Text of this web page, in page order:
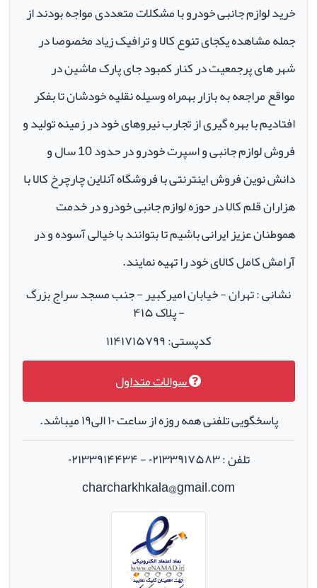
خرید لوازم جانبی خودرو با مشکلات متعددی مواجه بودند از
جمله مشاهده یکجای تنوع کالا و ترافیک زیاد مخصوصا در
شهر های پرجمعیت در کنار کمبود جای پارک ماشین در
مواقع مراجعه به بازار بهمراه وسیله نقلیه خودشان تا بفکر
افتادیم با بهره گیری از تجارب نیروهای خود در زمینه تولید و
فروش لوازم جانبی و اسپرت خودرو در حدود 10 سال و
دانش نوین فروش اینترنتی با فروشگاه آنلاین چارچرخ کالا با
هزاران قلم کالا در حوزه لوازم جانبی خودرو در خدمت
هموطنان عزیز ایرانی باشیم تا بتوانند با خیالی آسوده و در
آرامش کامل کالای خود را تهیه نمایند.
نشانی : تهران - خیابان امیرکبیر - جنب مسجد سراج بزرگ
- پلاک ۴۱۵
کدپستی: ۱۱۴۱۷۱۵۷۹۹
سوالات متداول
پاسخگویی تلفنی همه روزه از ساعت ۱۰ الی۱۹ میباشد.
تلفن : ۰۲۱۳۳۹۱۷۵۸۳ - ۰۲۱۳۳۹۱۴۴۳۴
charcharkhkala@gmail.com